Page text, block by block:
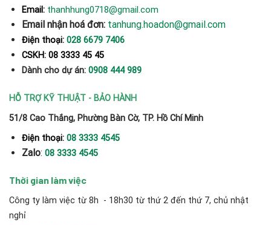
Email: thanhhung0718@gmail.com
Email nhận hoá đơn: tanhung.hoadon@gmail.com
Điện thoại: 028 6679 7406
CSKH: 08 3333 45 45
Dành cho dự án: 0908 444 989
HỖ TRỢ KỸ THUẬT - BẢO HÀNH
51/8 Cao Thắng, Phường Bàn Cờ, TP. Hồ Chí Minh
Điện thoại: 08 3333 4545
Zalo: 08 3333 4545
Thời gian làm việc
Công ty làm việc từ 8h - 18h30 từ thứ 2 đến thứ 7, chủ nhật
nghỉ